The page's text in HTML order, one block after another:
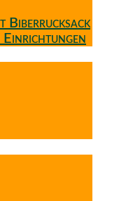
Biberrucksack
Einrichtungen